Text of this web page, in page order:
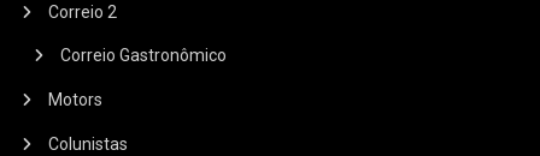
Correio 2
Correio Gastronômico
Motors
Colunistas